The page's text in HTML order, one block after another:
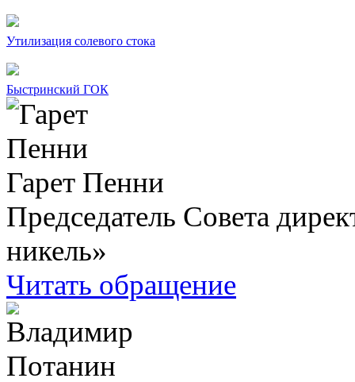
Утилизация солевого стока
Быстринский ГОК
Гарет Пенни
Председатель Совета
никель»
Читать обращение